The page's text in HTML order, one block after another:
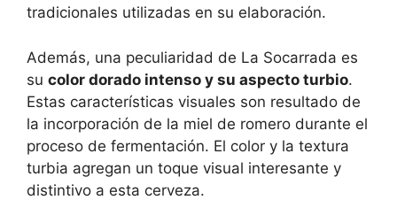
tradicionales utilizadas en su elaboración.
Además, una peculiaridad de La Socarrada es
su color dorado intenso y su aspecto turbio.
Estas características visuales son resultado de
la incorporación de la miel de romero durante el
proceso de fermentación. El color y la textura
turbia agregan un toque visual interesante y
distintivo a esta cerveza.